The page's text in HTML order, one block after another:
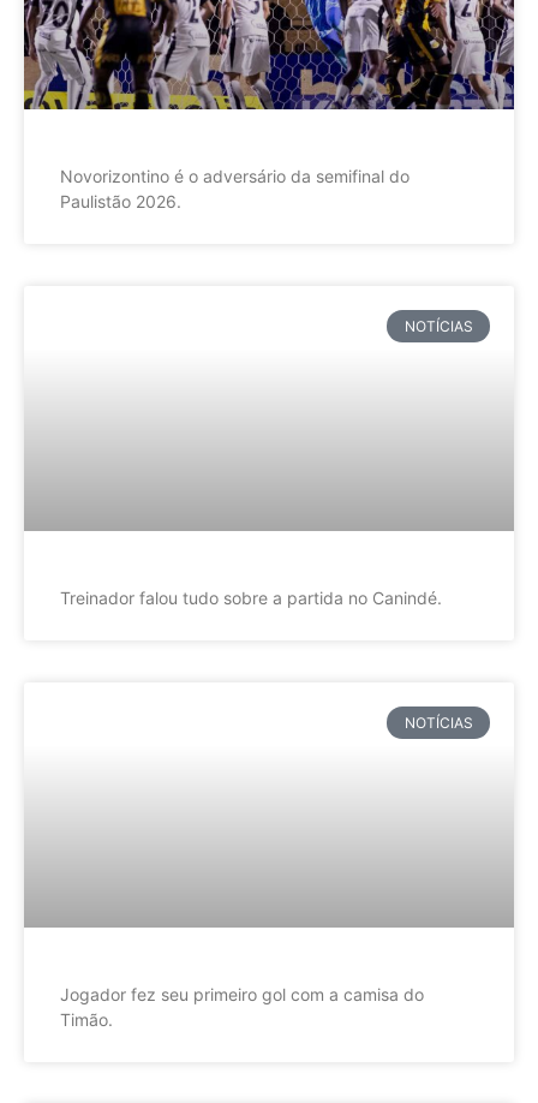
Novorizontino é o adversário da semifinal do
Paulistão 2026.
NOTÍCIAS
Treinador falou tudo sobre a partida no Canindé.
NOTÍCIAS
Jogador fez seu primeiro gol com a camisa do
Timão.